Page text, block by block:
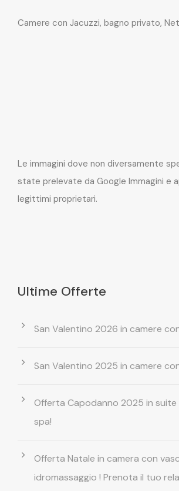
Camere con Jacuzzi, bagno privato,
Le immagini dove non diversamente
state prelevate da Google Immagini e
legittimi proprietari.
Ultime Offerte
San Valentino 2026 in camere
San Valentino 2025 in camere
Offerta Capodanno 2025 in suite
spa!
Offerta Natale in camera con
idromassaggio ! Prenota il tuo